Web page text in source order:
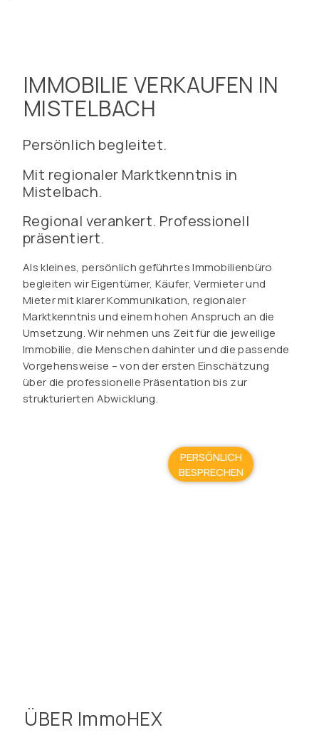
IMMOBILIE VERKAUFEN IN
MISTELBACH
Persönlich begleitet.
Mit regionaler Marktkenntnis in
Mistelbach.
Regional verankert. Professionell
präsentiert.
Als kleines, persönlich geführtes Immobilienbüro
begleiten wir Eigentümer, Käufer, Vermieter und
Mieter mit klarer Kommunikation, regionaler
Marktkenntnis und einem hohen Anspruch an die
Umsetzung. Wir nehmen uns Zeit für die jeweilige
Immobilie, die Menschen dahinter und die passende
Vorgehensweise – von der ersten Einschätzung
über die professionelle Präsentation bis zur
strukturierten Abwicklung.
PERSÖNLICH
BESPRECHEN
ÜBER ImmoHEX